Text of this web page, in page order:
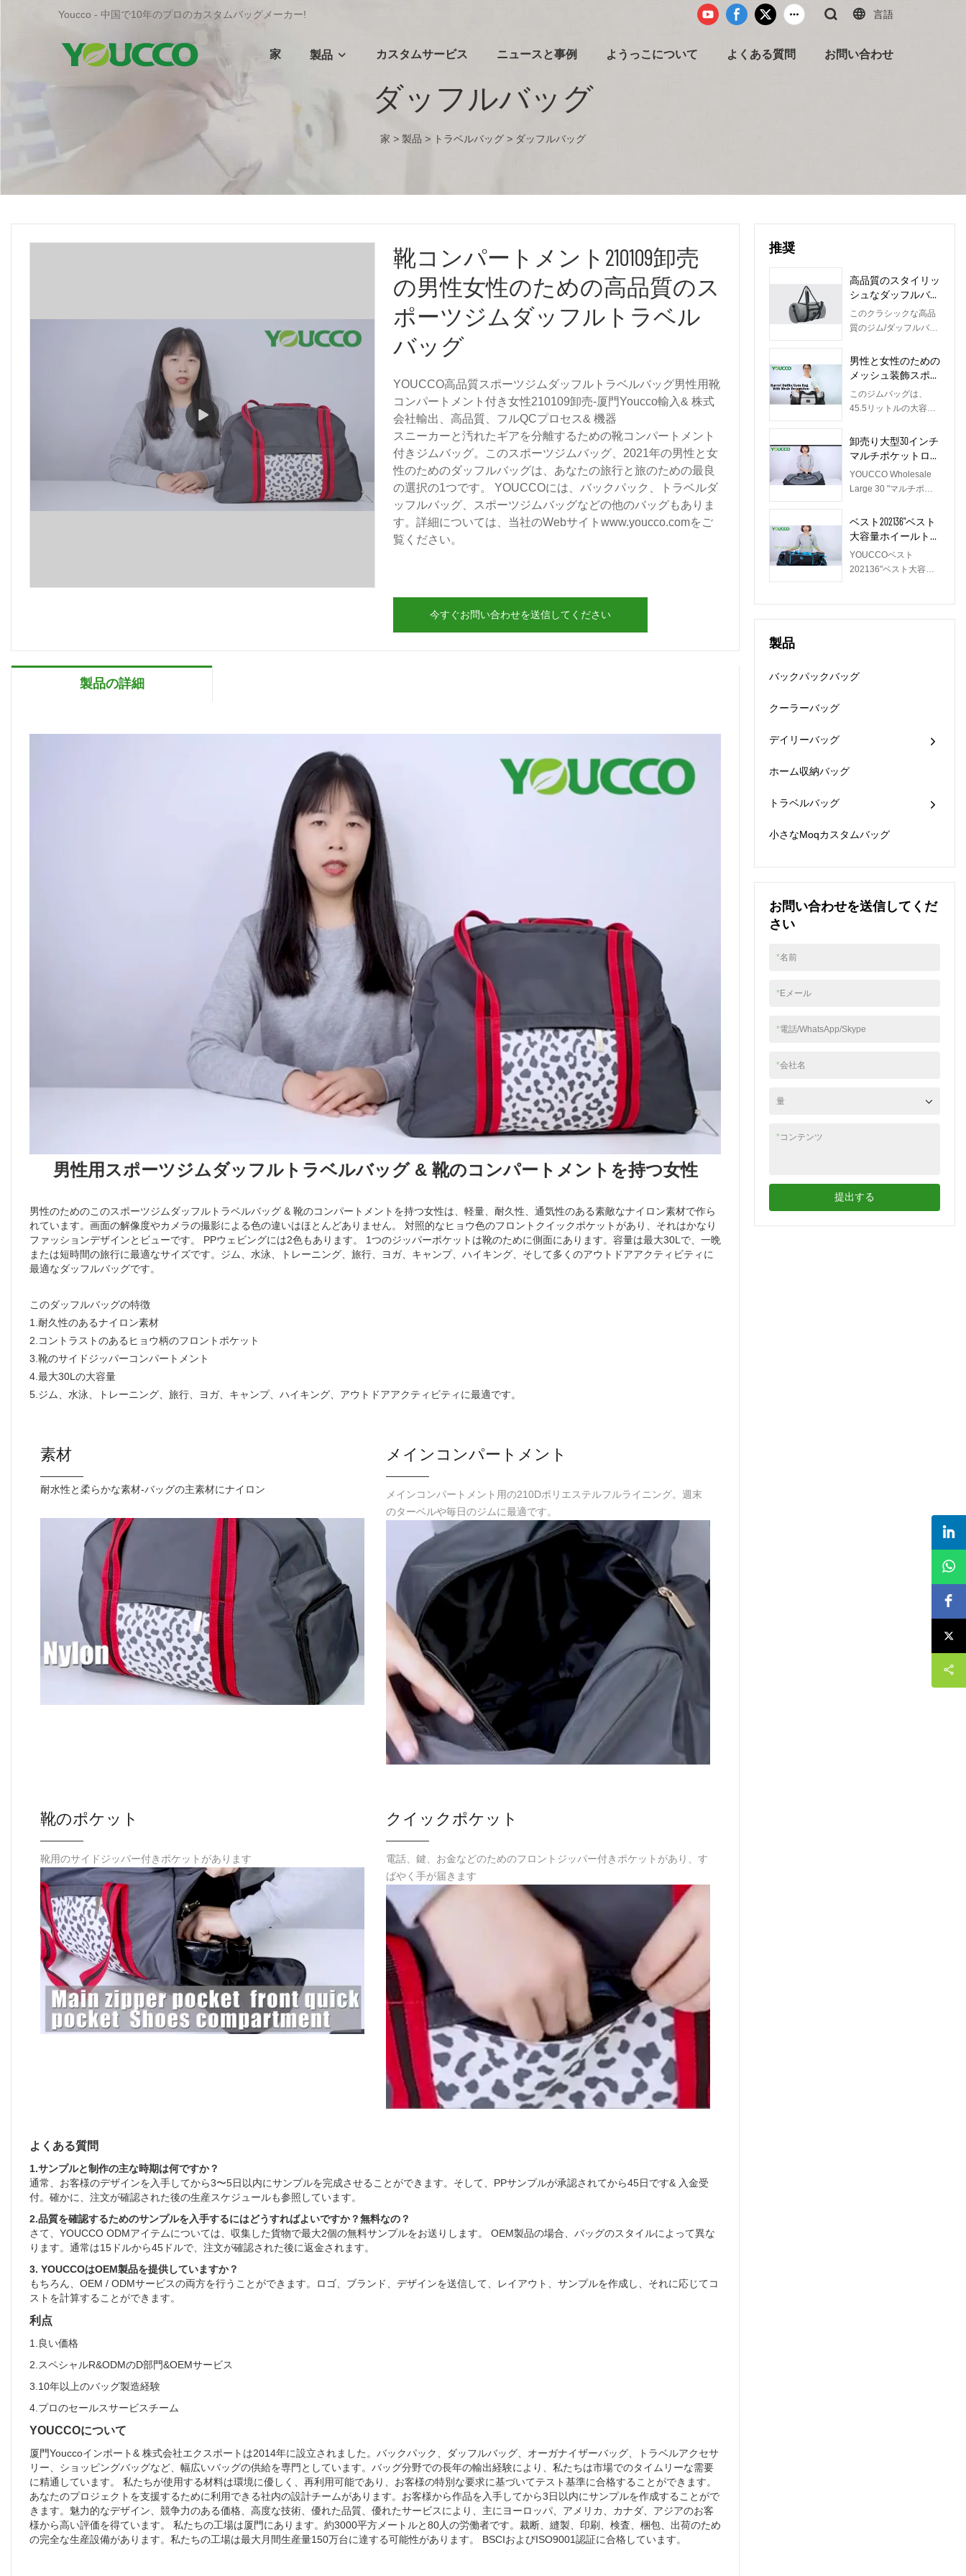
Youcco - 中国で10年のプロのカスタムバッグメーカー! 言語
家 製品 カスタムサービス ニュースと事例 ようっこについて よくある質問 お問い合わせ
ダッフルバッグ
家 > 製品 > トラベルバッグ > ダッフルバッグ
靴コンパートメント210109卸売
の男性女性のための高品質のス
ポーツジムダッフルトラベル
バッグ
YOUCCO高品質スポーツジムダッフルトラベルバッグ男性用靴
コンパートメント付き女性210109卸売-厦門Youcco輸入& 株式
会社輸出、高品質、フルQCプロセス& 機器
スニーカーと汚れたギアを分離するための靴コンパートメント
付きジムバッグ。このスポーツジムバッグ、2021年の男性と女
性のためのダッフルバッグは、あなたの旅行と旅のための最良
の選択の1つです。 YOUCCOには、バックパック、トラベルダ
ッフルバッグ、スポーツジムバッグなどの他のバッグもありま
す。詳細については、当社のWebサイトwww.youcco.comをご
覧ください。
今すぐお問い合わせを送信してください
製品の詳細
男性用スポーツジムダッフルトラベルバッグ & 靴のコンパートメントを持つ女性
男性のためのこのスポーツジムダッフルトラベルバッグ & 靴のコンパートメントを持つ女性は、軽量、耐久性、通気性のある素敵なナイロン素材で作ら
れています。画面の解像度やカメラの撮影による色の違いはほとんどありません。 対照的なヒョウ色のフロントクイックポケットがあり、それはかなり
ファッションデザインとビューです。 PPウェビングには2色もあります。 1つのジッパーポケットは靴のために側面にあります。容量は最大30Lで、一晩
または短時間の旅行に最適なサイズです。ジム、水泳、トレーニング、旅行、ヨガ、キャンプ、ハイキング、そして多くのアウトドアアクティビティに
最適なダッフルバッグです。
このダッフルバッグの特徴
1.耐久性のあるナイロン素材
2.コントラストのあるヒョウ柄のフロントポケット
3.靴のサイドジッパーコンパートメント
4.最大30Lの大容量
5.ジム、水泳、トレーニング、旅行、ヨガ、キャンプ、ハイキング、アウトドアアクティビティに最適です。
素材
耐水性と柔らかな素材-バッグの主素材にナイロン
メインコンパートメント
メインコンパートメント用の210Dポリエステルフルライニング。週末
のターベルや毎日のジムに最適です。
靴のポケット
靴用のサイドジッパー付きポケットがあります
クイックポケット
電話、鍵、お金などのためのフロントジッパー付きポケットがあり、す
ばやく手が届きます
よくある質問
1.サンプルと制作の主な時期は何ですか？
通常、お客様のデザインを入手してから3〜5日以内にサンプルを完成させることができます。そして、PPサンプルが承認されてから45日です& 入金受
付。確かに、注文が確認された後の生産スケジュールも参照しています。
2.品質を確認するためのサンプルを入手するにはどうすればよいですか？無料なの？
さて、YOUCCO ODMアイテムについては、収集した貨物で最大2個の無料サンプルをお送りします。 OEM製品の場合、バッグのスタイルによって異な
ります。通常は15ドルから45ドルで、注文が確認された後に返金されます。
3. YOUCCOはOEM製品を提供していますか？
もちろん、OEM / ODMサービスの両方を行うことができます。ロゴ、ブランド、デザインを送信して、レイアウト、サンプルを作成し、それに応じてコ
ストを計算することができます。
利点
1.良い価格
2.スペシャルR&ODMのD部門&OEMサービス
3.10年以上のバッグ製造経験
4.プロのセールスサービスチーム
YOUCCOについて
厦門Youccoインポート& 株式会社エクスポートは2014年に設立されました。バックパック、ダッフルバッグ、オーガナイザーバッグ、トラベルアクセサ
リー、ショッピングバッグなど、幅広いバッグの供給を専門としています。バッグ分野での長年の輸出経験により、私たちは市場でのタイムリーな需要
に精通しています。 私たちが使用する材料は環境に優しく、再利用可能であり、お客様の特別な要求に基づいてテスト基準に合格することができます。
あなたのプロジェクトを支援するために利用できる社内の設計チームがあります。お客様から作品を入手してから3日以内にサンプルを作成することがで
きます。魅力的なデザイン、競争力のある価格、高度な技術、優れた品質、優れたサービスにより、主にヨーロッパ、アメリカ、カナダ、アジアのお客
様から高い評価を得ています。 私たちの工場は厦門にあります。約3000平方メートルと80人の労働者です。裁断、縫製、印刷、検査、梱包、出荷のため
の完全な生産設備があります。私たちの工場は最大月間生産量150万台に達する可能性があります。 BSCIおよびISO9001認証に合格しています。
推奨
高品質のスタイリッ
シュなダッフルバッ
グトラベリングバッ
グジムバッグ靴コン
このクラシックな高品
質のジム/ダッフルバッ
設計されています。メ
インコンパートメント
用、もう1つは靴用で
す。トートとクロスボ
の持ち運び方法。毎日
のジムや2〜3日の旅行
に最適です。このバッ
グに興味がある場合
さい：
bella@youcco.com ま
たはオンラインでお問
い合わせください。
男性と女性のための
メッシュ装飾スポー
ツジムバッグ付きバ
レルダッフルバッグ
このジムバッグは、
45.5リットルの大容量
の衣服、スニーカー、
バスケットボールなど
ます。スポーツジムバ
ッグ、キャリーオンバ
グ、デイリーバッグと
して使用でき、トレー
ニング、ライド、ジ
ム、ヨガ、ビーチやプ
Webサイト
卸売り大型30インチ
マルチポケットロー
リングダッフル、伸
縮ハンドル付き、最
YOUCCO Wholesale
Large 30 "マルチポケ
ル、伸縮ハンドル付
き、最高価格210206、
YOUCCO、毎月新しい
アイテムを発売次回旅
インチのマルチポケッ
トローリングダッフル
中の快適さが最も重要
大きく異なります。た
バッグを用意すること
く、必需品でもありま
詰めることができま
ベスト202136"ベスト
大容量ホイールトラ
ベルローリングダッ
フルバッグサプライ
YOUCCOベスト
202136"ベスト大容量
リングダッフルバッグ
は、最も過酷な旅行で
るこれらのバッグは、
ポーティなホイールを
製品
バックパックバッグ
クーラーバッグ
デイリーバッグ
ホーム収納バッグ
トラベルバッグ
小さなMoqカスタムバッグ
お問い合わせを送信してくだ
さい
*名前
*Eメール
*電話/WhatsApp/Skype
*会社名
量
*コンテンツ
提出する